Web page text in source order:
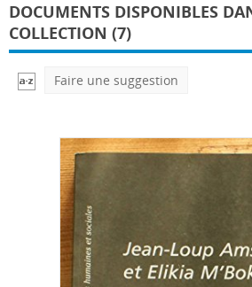
DOCUMENTS DISPONIBLES
COLLECTION (7)
Faire une suggestion